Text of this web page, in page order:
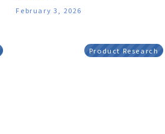
February 3, 2026
Product Research